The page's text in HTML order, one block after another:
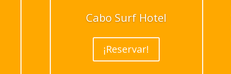
Cabo Surf Hotel
¡Reservar!